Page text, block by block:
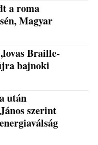
a roma
Magyar
Braille-
bajnoki
után
szerint